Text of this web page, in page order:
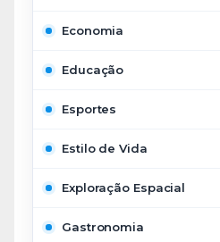
Economia
Educação
Esportes
Estilo de Vida
Exploração Espacial
Gastronomia